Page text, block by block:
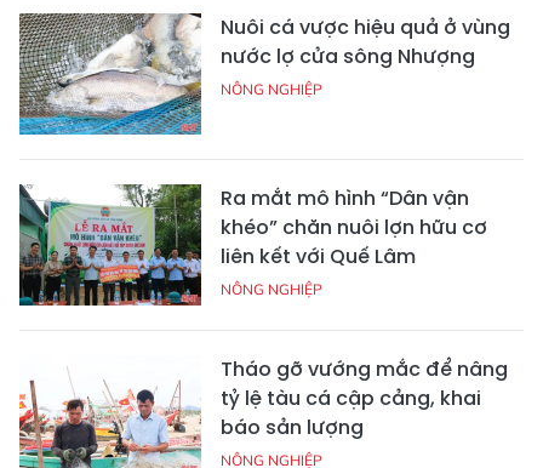
Nuôi cá vược hiệu quả ở vùng
nước lợ cửa sông Nhượng
NÔNG NGHIỆP
Ra mắt mô hình “Dân vận
khéo” chăn nuôi lợn hữu cơ
liên kết với Quế Lâm
NÔNG NGHIỆP
Tháo gỡ vướng mắc để nâng
tỷ lệ tàu cá cập cảng, khai
báo sản lượng
NÔNG NGHIỆP